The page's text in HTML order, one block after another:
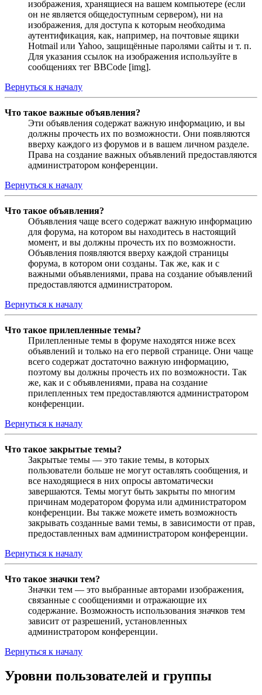
изображения, хранящиеся на вашем компьютере (если
он не является общедоступным сервером), ни на
изображения, для доступа к которым необходима
аутентификация, как, например, на почтовые ящики
Hotmail или Yahoo, защищённые паролями сайты и т. п.
Для указания ссылок на изображения используйте в
сообщениях тег BBCode [img].
Вернуться к началу
Что такое важные объявления?
Эти объявления содержат важную информацию, и вы
должны прочесть их по возможности. Они появляются
вверху каждого из форумов и в вашем личном разделе.
Права на создание важных объявлений предоставляются
администратором конференции.
Вернуться к началу
Что такое объявления?
Объявления чаще всего содержат важную информацию
для форума, на котором вы находитесь в настоящий
момент, и вы должны прочесть их по возможности.
Объявления появляются вверху каждой страницы
форума, в котором они созданы. Так же, как и с
важными объявлениями, права на создание объявлений
предоставляются администратором.
Вернуться к началу
Что такое прилепленные темы?
Прилепленные темы в форуме находятся ниже всех
объявлений и только на его первой странице. Они чаще
всего содержат достаточно важную информацию,
поэтому вы должны прочесть их по возможности. Так
же, как и с объявлениями, права на создание
прилепленных тем предоставляются администратором
конференции.
Вернуться к началу
Что такое закрытые темы?
Закрытые темы — это такие темы, в которых
пользователи больше не могут оставлять сообщения, и
все находящиеся в них опросы автоматически
завершаются. Темы могут быть закрыты по многим
причинам модератором форума или администратором
конференции. Вы также можете иметь возможность
закрывать созданные вами темы, в зависимости от прав,
предоставленных вам администратором конференции.
Вернуться к началу
Что такое значки тем?
Значки тем — это выбранные авторами изображения,
связанные с сообщениями и отражающие их
содержание. Возможность использования значков тем
зависит от разрешений, установленных
администратором конференции.
Вернуться к началу
Уровни пользователей и группы